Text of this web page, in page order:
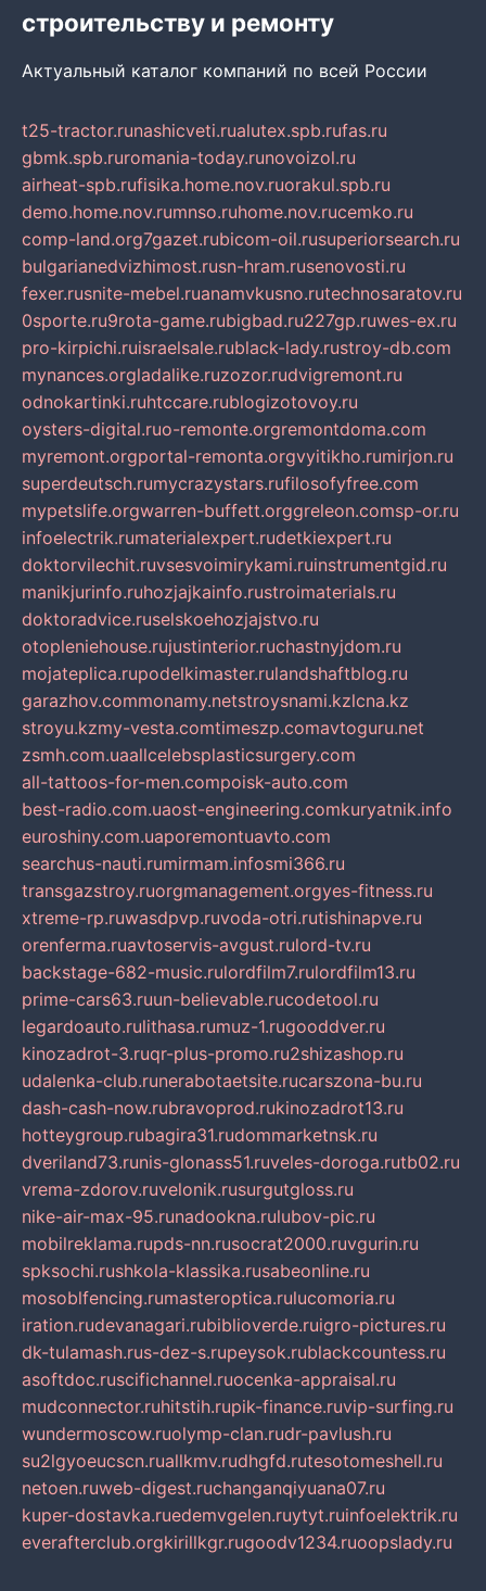
строительству и ремонту
Актуальный каталог компаний по всей России
t25-tractor.runashicveti.rualutex.spb.rufas.ru
gbmk.spb.ruromania-today.runovoizol.ru
airheat-spb.rufisika.home.nov.ruorakul.spb.ru
demo.home.nov.rumnso.ruhome.nov.rucemko.ru
comp-land.org7gazet.rubicom-oil.rusuperiorsearch.ru
bulgarianedvizhimost.rusn-hram.rusenovosti.ru
fexer.rusnite-mebel.ruanamvkusno.rutechnosaratov.ru
0sporte.ru9rota-game.rubigbad.ru227gp.ruwes-ex.ru
pro-kirpichi.ruisraelsale.rublack-lady.rustroy-db.com
mynances.orgladalike.ruzozor.rudvigremont.ru
odnokartinki.ruhtccare.rublogizotovoy.ru
oysters-digital.ruo-remonte.orgremontdoma.com
myremont.orgportal-remonta.orgvyitikho.rumirjon.ru
superdeutsch.rumycrazystars.rufilosofyfree.com
mypetslife.orgwarren-buffett.orggreleon.comsp-or.ru
infoelectrik.rumaterialexpert.rudetkiexpert.ru
doktorvilechit.ruvsesvoimirykami.ruinstrumentgid.ru
manikjurinfo.ruhozjajkainfo.rustroimaterials.ru
doktoradvice.ruselskoehozjajstvo.ru
otopleniehouse.rujustinterior.ruchastnyjdom.ru
mojateplica.rupodelkimaster.rulandshaftblog.ru
garazhov.commonamy.netstroysnami.kzlcna.kz
stroyu.kzmy-vesta.comtimeszp.comavtoguru.net
zsmh.com.uaallcelebsplasticsurgery.com
all-tattoos-for-men.compoisk-auto.com
best-radio.com.uaost-engineering.comkuryatnik.info
euroshiny.com.uaporemontuavto.com
searchus-nauti.rumirmam.infosmi366.ru
transgazstroy.ruorgmanagement.orgyes-fitness.ru
xtreme-rp.ruwasdpvp.ruvoda-otri.rutishinapve.ru
orenferma.ruavtoservis-avgust.rulord-tv.ru
backstage-682-music.rulordfilm7.rulordfilm13.ru
prime-cars63.ruun-believable.rucodetool.ru
legardoauto.rulithasa.rumuz-1.rugooddver.ru
kinozadrot-3.ruqr-plus-promo.ru2shizashop.ru
udalenka-club.runerabotaetsite.rucarszona-bu.ru
dash-cash-now.rubravoprod.rukinozadrot13.ru
hotteygroup.rubagira31.rudommarketnsk.ru
dveriland73.runis-glonass51.ruveles-doroga.rutb02.ru
vrema-zdorov.ruvelonik.rusurgutgloss.ru
nike-air-max-95.runadookna.rulubov-pic.ru
mobilreklama.rupds-nn.rusocrat2000.ruvgurin.ru
spksochi.rushkola-klassika.rusabeonline.ru
mosoblfencing.rumasteroptica.rulucomoria.ru
iration.rudevanagari.rubiblioverde.ruigro-pictures.ru
dk-tulamash.rus-dez-s.rupeysok.rublackcountess.ru
asoftdoc.ruscifichannel.ruocenka-appraisal.ru
mudconnector.ruhitstih.rupik-finance.ruvip-surfing.ru
wundermoscow.ruolymp-clan.rudr-pavlush.ru
su2lgyoeucscn.ruallkmv.rudhgfd.rutesotomeshell.ru
netoen.ruweb-digest.ruchanganqiyuana07.ru
kuper-dostavka.ruedemvgelen.ruytyt.ruinfoelektrik.ru
everafterclub.orgkirillkgr.rugoodv1234.ruoopslady.ru